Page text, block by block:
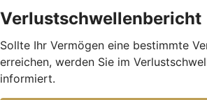
Verlustschwellenbericht
Sollte Ihr Vermögen eine bestimmte
erreichen, werden Sie im
informiert.